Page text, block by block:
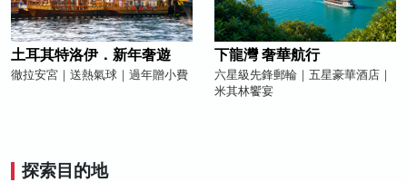
土耳其特洛伊．新年奢遊
徹拉安宮｜送熱氣球｜過年贈小費
下龍灣 奢華航行
六星級先鋒郵輪｜五星豪華酒店｜
米其林饗宴
探索目的地